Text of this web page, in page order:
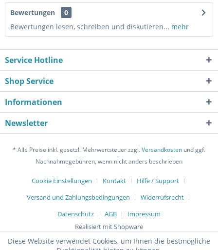
Bewertungen
0
Bewertungen lesen, schreiben und diskutieren... mehr
Service Hotline
Shop Service
Informationen
Newsletter
* Alle Preise inkl. gesetzl. Mehrwertsteuer zzgl.Versandkosten und ggf.
Nachnahmegebühren, wenn nicht anders beschrieben
Cookie Einstellungen Kontakt
Hilfe / Support
Versand und Zahlungsbedingungen
Widerrufsrecht
Datenschutz
AGB
Impressum
Realisiert mit Shopware
Diese Website verwendet Cookies, um Ihnen die bestmögliche